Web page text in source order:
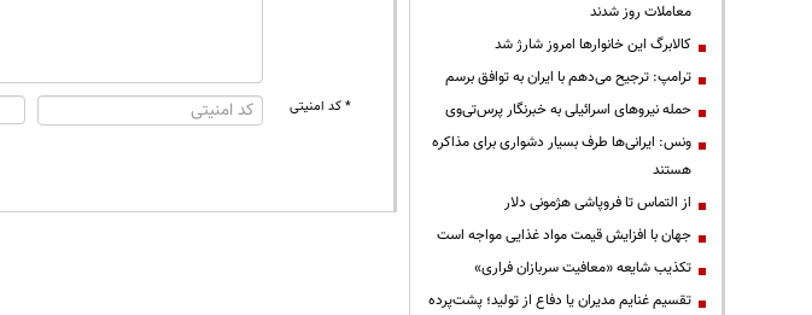
* کد امنیتی
معاملات روز شدند
کالابرگ این خانوارها امروز شارژ شد
ترامپ: ترجیح می‌دهم با ایران به توافق برسم
حمله نیروهای اسرائیلی به خبرنگار پرس‌تی‌وی
ونس: ایرانی‌ها طرف بسیار دشواری برای مذاکره
هستند
از التماس تا فروپاشی هژمونی دلار
جهان با افزایش قیمت مواد غذایی مواجه است
تکذیب شایعه «معافیت سربازان فراری»
تقسیم غنایم مدیران یا دفاع از تولید؛ پشت‌پرده